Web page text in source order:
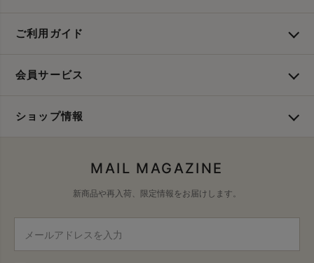
ご利用ガイド
会員サービス
ショップ情報
MAIL MAGAZINE
新商品や再入荷、限定情報をお届けします。